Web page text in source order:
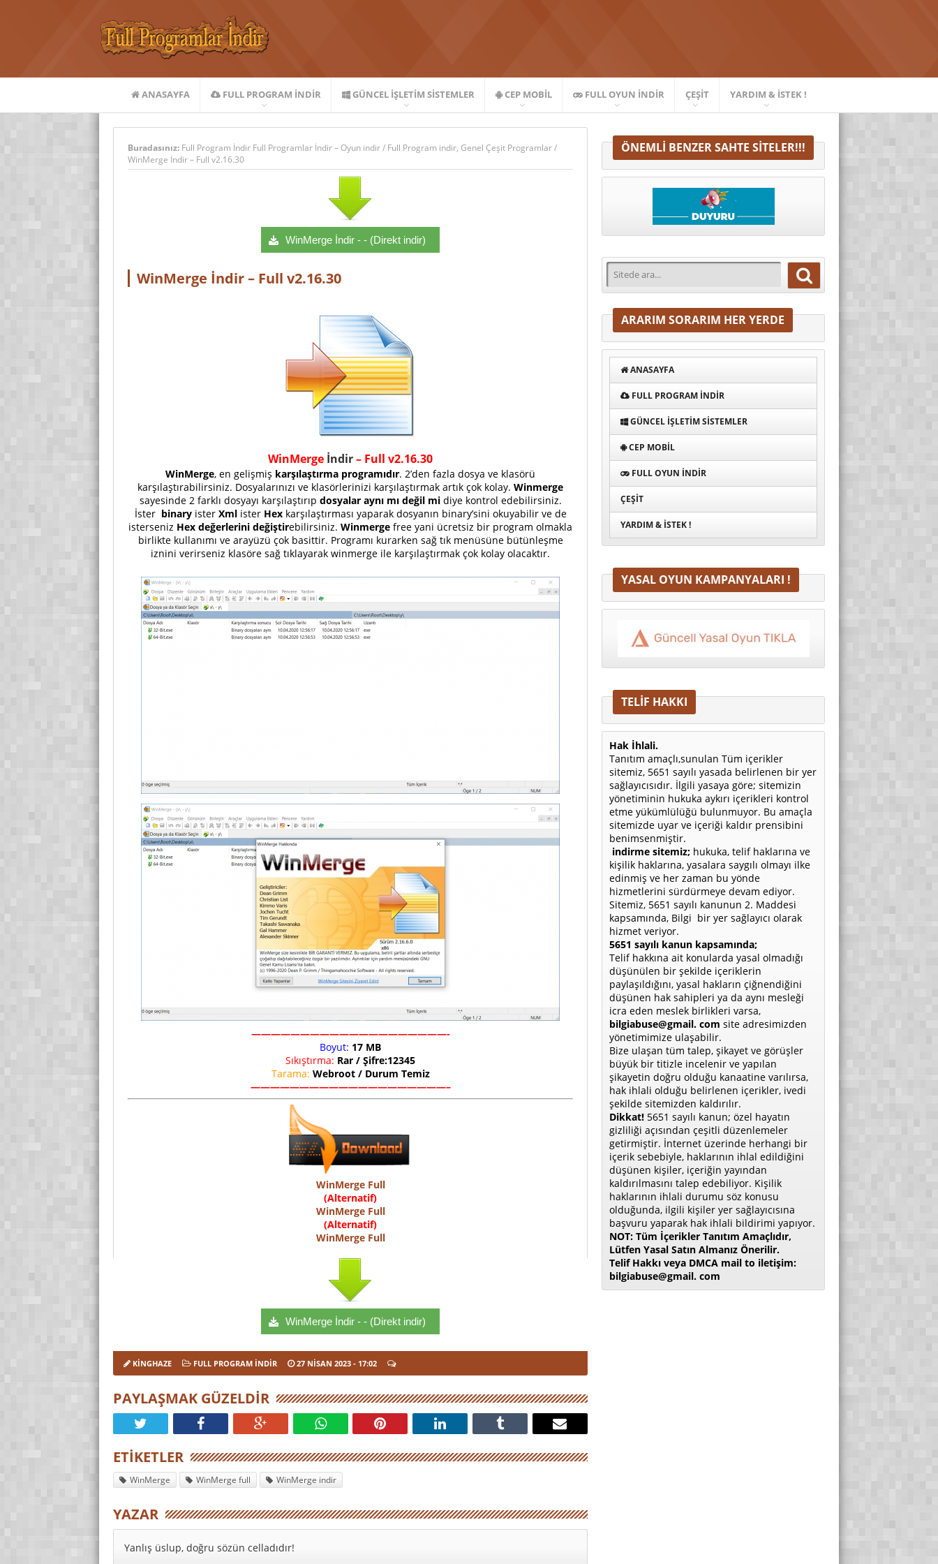
ANASAYFA FULL PROGRAM INDIR GÜNCEL İŞLETIM SISTEMLER CEP MOBIL FULL OYUN İNDIR ÇEŞIT YARDIM & İSTEK !
Buradasınız: Full Program İndir Full Programlar İndir – Oyun indir/ Full Program indir, Genel Çeşit Programlar/
WinMerge İndir – Full v2.16.30
WinMerge İndir - - (Direkt indir)
WinMerge İndir – Full v2.16.30
WinMerge İndir– Full v2.16.30
WinMerge, en gelişmiş karşılaştırma programıdır. 2’den fazla dosya ve klasörü
karşılaştırabilirsiniz. Dosyalarınızı ve klasörlerinizi karşılaştırmak artık çok kolay. Winmerge
sayesinde 2 farklı dosyayı karşılaştırıp dosyalar aynı mı değil midiye kontrol edebilirsiniz.
İster binaryister Xmlister Hexkarşılaştırması yaparak dosyanın binary’sini okuyabilir ve de
isterseniz Hex değerlerini değiştirebilirsiniz. Winmerge free yani ücretsiz bir program olmakla
birlikte kullanımı ve arayüzü çok basittir. Programı kurarken sağ tık menüsüne bütünleşme
iznini verirseniz klasöre sağ tıklayarak winmerge ile karşılaştırmak çok kolay olacaktır.
————————————————————-
Boyut: 17 MB
Sıkıştırma: Rar / Şifre:12345
Tarama: Webroot / Durum Temiz
————————————————————–
WinMerge Full
(Alternatif)
WinMerge Full
(Alternatif)
WinMerge Full
WinMerge İndir - - (Direkt indir)
KINGHAZE FULL PROGRAM INDIR 27 NISAN 2023 - 17:02
PAYLAŞMAK GÜZELDIR
ETIKETLER
WinMerge WinMerge full WinMerge indir
YAZAR
Yanlış üslup, doğru sözün celladıdır!
ÖNEMLI BENZER SAHTE SITELER!!!
ARARIM SORARIM HER YERDE
ANASAYFA
FULL PROGRAM INDIR
GÜNCEL İŞLETIM SISTEMLER
CEP MOBIL
FULL OYUN İNDIR
ÇEŞIT
YARDIM & İSTEK !
YASAL OYUN KAMPANYALARI !
TELİF HAKKI
Hak İhlali.
Tanıtım amaçlı,sunulan Tüm içerikler
sitemiz, 5651 sayılı yasada belirlenen bir yer
sağlayıcısıdır. İlgili yasaya göre; sitemizin
yönetiminin hukuka aykırı içerikleri kontrol
etme yükümlülüğü bulunmuyor. Bu amaçla
sitemizde uyar ve içeriği kaldır prensibini
benimsenmiştir.
indirme sitemiz; hukuka, telif haklarına ve
kişilik haklarına, yasalara saygılı olmayı ilke
edinmiş ve her zaman bu yönde
hizmetlerini sürdürmeye devam ediyor.
Sitemiz, 5651 sayılı kanunun 2. Maddesi
kapsamında, Bilgi bir yer sağlayıcı olarak
hizmet veriyor.
5651 sayılı kanun kapsamında;
Telif hakkına ait konularda yasal olmadığı
düşünülen bir şekilde içeriklerin
paylaşıldığını, yasal hakların çiğnendiğini
düşünen hak sahipleri ya da aynı mesleği
icra eden meslek birlikleri varsa,
bilgiabuse@gmail. com site adresimizden
yönetimimize ulaşabilir.
Bize ulaşan tüm talep, şikayet ve görüşler
büyük bir titizle incelenir ve yapılan
şikayetin doğru olduğu kanaatine varılırsa,
hak ihlali olduğu belirlenen içerikler, ivedi
şekilde sitemizden kaldırılır.
Dikkat! 5651 sayılı kanun; özel hayatın
gizliliği açısından çeşitli düzenlemeler
getirmiştir. İnternet üzerinde herhangi bir
içerik sebebiyle, haklarının ihlal edildiğini
düşünen kişiler, içeriğin yayından
kaldırılmasını talep edebiliyor. Kişilik
haklarının ihlali durumu söz konusu
olduğunda, ilgili kişiler yer sağlayıcısına
başvuru yaparak hak ihlali bildirimi yapıyor.
NOT: Tüm İçerikler Tanıtım Amaçlıdır,
Lütfen Yasal Satın Almanız Önerilir.
Telif Hakkı veya DMCA mail to iletişim:
bilgiabuse@gmail. com